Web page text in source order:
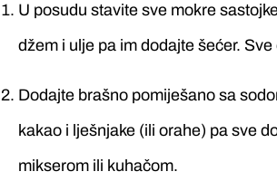
U posudu stavite sve mokre
džem i ulje pa im dodajte šećer.
Dodajte brašno pomiješano sa
kakao i lješnjake (ili orahe) pa sve
mikserom ili kuhačom.